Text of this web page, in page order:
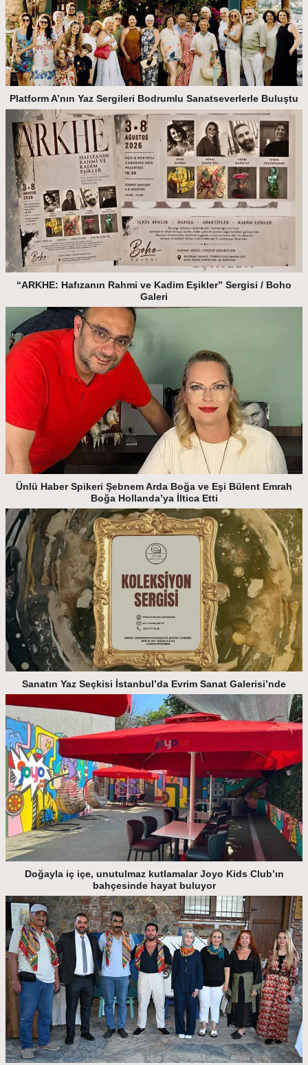
Platform A’nın Yaz Sergileri Bodrumlu Sanatseverlerle Buluştu
“ARKHE: Hafızanın Rahmi ve Kadim Eşikler” Sergisi / Boho
Galeri
Ünlü Haber Spikeri Şebnem Arda Boğa ve Eşi Bülent Emrah
Boğa Hollanda’ya İltica Etti
Sanatın Yaz Seçkisi İstanbul’da Evrim Sanat Galerisi’nde
Doğayla iç içe, unutulmaz kutlamalar Joyo Kids Club’ın
bahçesinde hayat buluyor